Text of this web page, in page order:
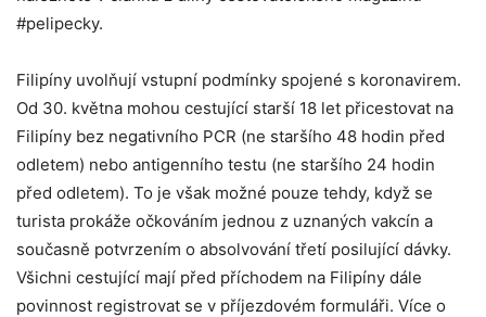
#pelipecky.
Filipíny uvolňují vstupní podmínky spojené s koronavirem.
Od 30. května mohou cestující starší 18 let přicestovat na
Filipíny bez negativního PCR (ne staršího 48 hodin před
odletem) nebo antigenního testu (ne staršího 24 hodin
před odletem). To je však možné pouze tehdy, když se
turista prokáže očkováním jednou z uznaných vakcín a
současně potvrzením o absolvování třetí posilující dávky.
Všichni cestující mají před příchodem na Filipíny dále
povinnost registrovat se v příjezdovém formuláři. Více o